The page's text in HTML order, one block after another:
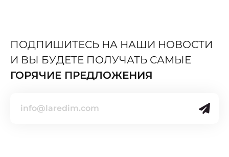
ПОДПИШИТЕСЬ НА НАШИ НОВОСТИ
И ВЫ БУДЕТЕ ПОЛУЧАТЬ САМЫЕ
ГОРЯЧИЕ ПРЕДЛОЖЕНИЯ